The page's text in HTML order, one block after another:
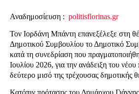
Αναδημοσίευση : politisflorinas.gr
Τον Ιορδάνη Μπάντη επανεξέλεξε στη
Δημοτικού Συμβουλίου το Δημοτικό
κατά τη συνεδρίαση που
Ιουλίου 2026, για την ανάδειξη του νέου
δεύτερο μισό της τρέχουσας δημοτικής